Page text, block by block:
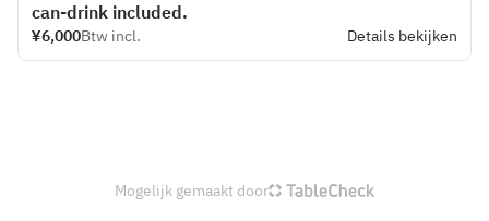
can-drink included.
¥6,000Btw incl. Details bekijken
Mogelijk gemaakt door